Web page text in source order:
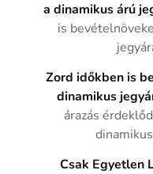
a dinamikus árú
is
Zord időkben is
dinamikus
árazás
Csak Egyetlen